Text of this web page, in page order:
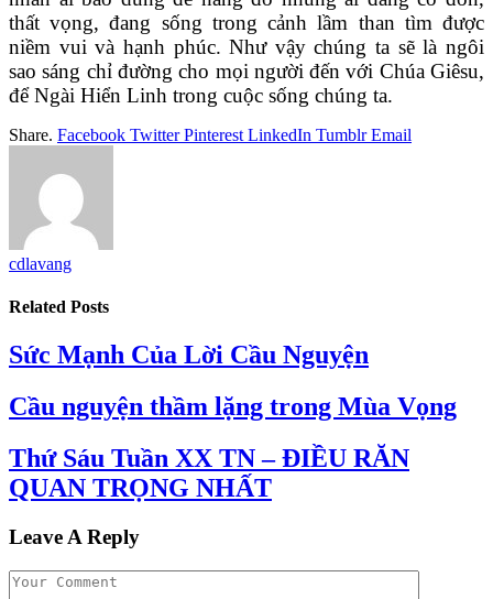
thất vọng, đang sống trong cảnh lầm than tìm được
niềm vui và hạnh phúc. Như vậy chúng ta sẽ là ngôi
sao sáng chỉ đường cho mọi người đến với Chúa Giêsu,
để Ngài Hiển Linh trong cuộc sống chúng ta.
Share. Facebook Twitter Pinterest LinkedIn Tumblr Email
cdlavang
Related Posts
Sức Mạnh Của Lời Cầu Nguyện
Cầu nguyện thầm lặng trong Mùa Vọng
Thứ Sáu Tuần XX TN – ĐIỀU RĂN
QUAN TRỌNG NHẤT
Leave A Reply